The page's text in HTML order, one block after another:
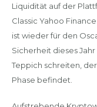
Liquidität auf der
Classic Yahoo
ist wieder für den
Sicherheit dieses
Teppich schreiten,
Phase befindet.